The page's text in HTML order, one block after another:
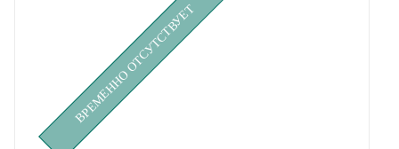
ВРЕМЕННО ОТСУТСТВУЕТ